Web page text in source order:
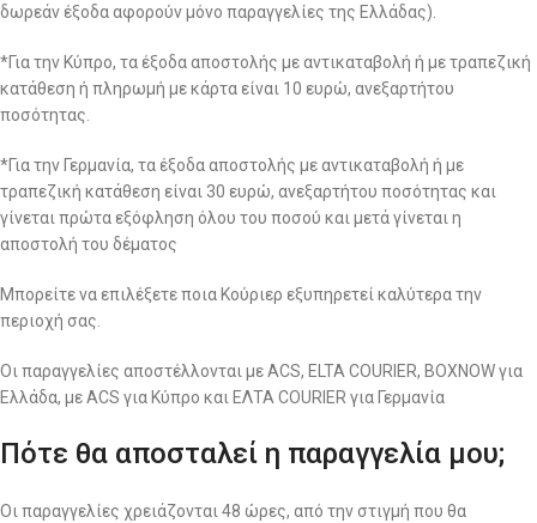
δωρεάν έξοδα αφορούν μόνο παραγγελίες της Ελλάδας).
*Για την Κύπρο, τα έξοδα αποστολής με αντικαταβολή ή με τραπεζική
κατάθεση ή πληρωμή με κάρτα είναι 10 ευρώ, ανεξαρτήτου
ποσότητας.
*Για την Γερμανία, τα έξοδα αποστολής με αντικαταβολή ή με
τραπεζική κατάθεση είναι 30 ευρώ, ανεξαρτήτου ποσότητας και
γίνεται πρώτα εξόφληση όλου του ποσού και μετά γίνεται η
αποστολή του δέματος
Μπορείτε να επιλέξετε ποια Κούριερ εξυπηρετεί καλύτερα την
περιοχή σας.
Οι παραγγελίες αποστέλλονται με ACS, ELTA COURIER, BOXNOW για
Ελλάδα, με ACS για Κύπρο και ΕΛΤΑ COURIER για Γερμανία
Πότε θα αποσταλεί η παραγγελία μου;
Οι παραγγελίες χρειάζονται 48 ώρες, από την στιγμή που θα